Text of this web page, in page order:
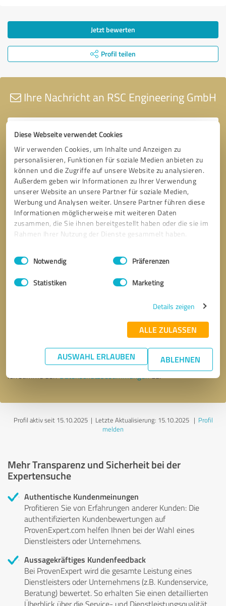
Diese Webseite verwendet Cookies
Wir verwenden Cookies, um Inhalte und Anzeigen zu
personalisieren, Funktionen für soziale Medien anbieten zu
können und die Zugriffe auf unsere Website zu analysieren.
Außerdem geben wir Informationen zu Ihrer Verwendung
unserer Website an unsere Partner für soziale Medien,
Werbung und Analysen weiter. Unsere Partner führen diese
Informationen möglicherweise mit weiteren Daten
zusammen, die Sie ihnen bereitgestellt haben oder die sie im
Rahmen Ihrer Nutzung der Dienste gesammelt haben.
Impressum Datenschutzbestimmungen
Einwilligungsauswahl
Notwendig Präferenzen
Statistiken Marketing
Details zeigen
ALLE ZULASSEN
AUSWAHL ERLAUBEN ABLEHNEN
Jetzt bewerten
Profil teilen
Ihre Nachricht an RSC Engineering GmbH
* Erforderliche Angaben
Nachricht senden
Ich stimme denDatenschutzbestimmungenzu.
Profil aktiv seit 15.10.2025 | Letzte Aktualisierung: 15.10.2025| Profil
melden
Mehr Transparenz und Sicherheit bei der
Expertensuche
Authentische Kundenmeinungen
Profitieren Sie von Erfahrungen anderer Kunden: Die
authentifizierten Kundenbewertungen auf
ProvenExpert.com helfen Ihnen bei der Wahl eines
Dienstleisters oder Unternehmens.
Aussagekräftiges Kundenfeedback
Bei ProvenExpert wird die gesamte Leistung eines
Dienstleisters oder Unternehmens (z.B. Kundenservice,
Beratung) bewertet. So erhalten Sie einen detaillierten